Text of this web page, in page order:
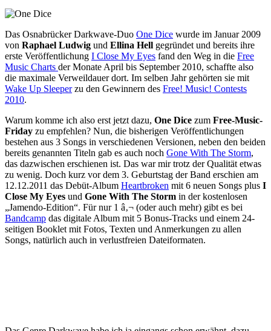
Das Osnabrücker Darkwave-Duo One Dice wurde im Januar 2009
von Raphael Ludwig und Ellina Hell gegründet und bereits ihre
erste Veröffentlichung I Close My Eyes fand den Weg in die Free
Music Charts der Monate April bis September 2010, schaffte also
die maximale Verweildauer dort. Im selben Jahr gehörten sie mit
Wake Up Sleeperzu den Gewinnern des Free! Music! Contests
2010.
Warum komme ich also erst jetzt dazu, One Dice zum Free-Music-
Friday zu empfehlen? Nun, die bisherigen Veröffentlichungen
bestehen aus 3 Songs in verschiedenen Versionen, neben den beiden
bereits genannten Titeln gab es auch noch Gone With The Storm,
das dazwischen erschienen ist. Das war mir trotz der Qualität etwas
zu wenig. Doch kurz vor dem 3. Geburtstag der Band erschien am
12.12.2011 das Debüt-Album Heartbroken mit 6 neuen Songs plus I
Close My Eyes und Gone With The Storm in der kostenlosen
„Jamendo-Edition“. Für nur 1 â‚¬ (oder auch mehr) gibt es bei
Bandcamp das digitale Album mit 5 Bonus-Tracks und einem 24-
seitigen Booklet mit Fotos, Texten und Anmerkungen zu allen
Songs, natürlich auch in verlustfreien Dateiformaten.